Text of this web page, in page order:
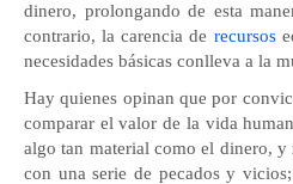
dinero, prolongando de esta
contrario, la carencia de recursos
necesidades básicas conlleva a la
Hay quienes opinan que por
comparar el valor de la vida
algo tan material como el dinero, y
con una serie de pecados y